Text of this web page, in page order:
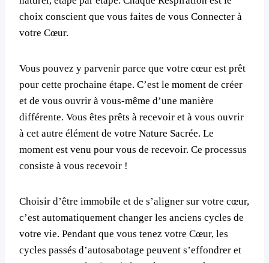
choix conscient que vous faites de vous Connecter à
votre Cœur.
Vous pouvez y parvenir parce que votre cœur est prêt
pour cette prochaine étape. C’est le moment de créer
et de vous ouvrir à vous-même d’une manière
différente. Vous êtes prêts à recevoir et à vous ouvrir
à cet autre élément de votre Nature Sacrée. Le
moment est venu pour vous de recevoir. Ce processus
consiste à vous recevoir !
Choisir d’être immobile et de s’aligner sur votre cœur,
c’est automatiquement changer les anciens cycles de
votre vie. Pendant que vous tenez votre Cœur, les
cycles passés d’autosabotage peuvent s’effondrer et